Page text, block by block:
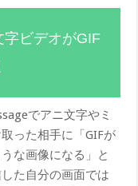
字ビデオがGIF
でアニ文字やミ
った相手に「GIFが
な画像になる」と
た自分の画面では